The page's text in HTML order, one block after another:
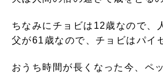
ちなみにチョビは12歳なので、
父が61歳なので、チョビはパイ
おうち時間が長くなった今、ペ